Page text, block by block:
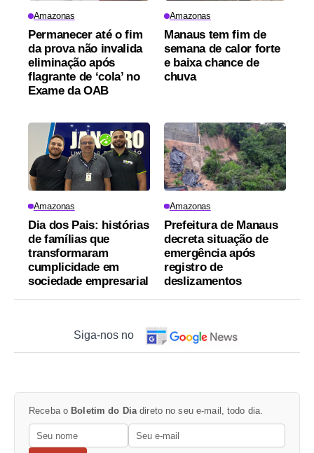
Amazonas
Permanecer até o fim
da prova não invalida
eliminação após
flagrante de ‘cola’ no
Exame da OAB
Amazonas
Manaus tem fim de
semana de calor forte
e baixa chance de
chuva
Amazonas
Dia dos Pais: histórias
de famílias que
transformaram
cumplicidade em
sociedade empresarial
Amazonas
Prefeitura de Manaus
decreta situação de
emergência após
registro de
deslizamentos
Siga-nos no
Receba o Boletim do Dia direto no seu e-mail, todo dia.